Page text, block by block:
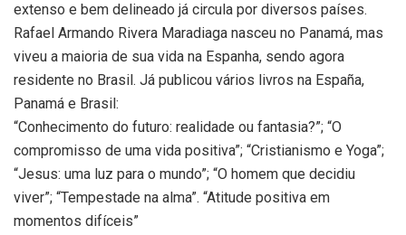
extenso e bem delineado já circula por diversos países.
Rafael Armando Rivera Maradiaga nasceu no Panamá, mas
viveu a maioria de sua vida na Espanha, sendo agora
residente no Brasil. Já publicou vários livros na España,
Panamá e Brasil:
“Conhecimento do futuro: realidade ou fantasia?”; “O
compromisso de uma vida positiva”; “Cristianismo e Yoga”;
“Jesus: uma luz para o mundo”; “O homem que decidiu
viver”; “Tempestade na alma”. “Atitude positiva em
momentos difíceis”